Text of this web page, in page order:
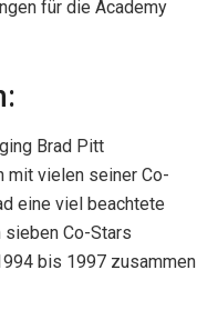
für die Academy
Brad Pitt
mit vielen seiner Co-
eine viel beachtete
sieben Co-Stars
bis 1997 zusammen